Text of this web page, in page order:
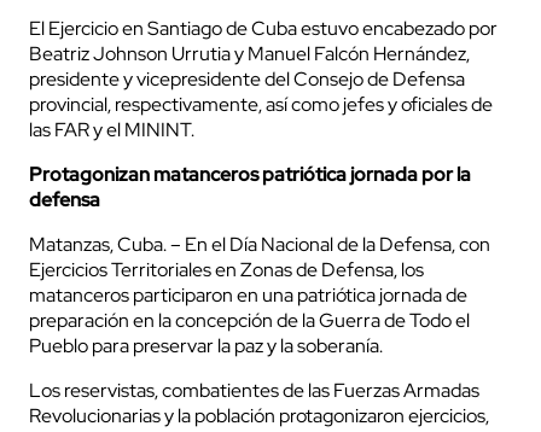
El Ejercicio en Santiago de Cuba estuvo encabezado por
Beatriz Johnson Urrutia y Manuel Falcón Hernández,
presidente y vicepresidente del Consejo de Defensa
provincial, respectivamente, así como jefes y oficiales de
las FAR y el MININT.
Protagonizan matanceros patriótica jornada por la
defensa
Matanzas, Cuba. – En el Día Nacional de la Defensa, con
Ejercicios Territoriales en Zonas de Defensa, los
matanceros participaron en una patriótica jornada de
preparación en la concepción de la Guerra de Todo el
Pueblo para preservar la paz y la soberanía.
Los reservistas, combatientes de las Fuerzas Armadas
Revolucionarias y la población protagonizaron ejercicios,